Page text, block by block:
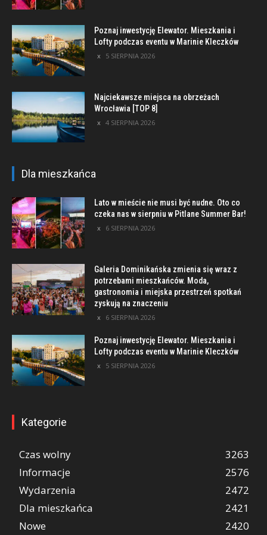
Poznaj inwestycję Elewator. Mieszkania i
Lofty podczas eventu w Marinie Kleczków
5 SIERPNIA 2026
Najciekawsze miejsca na obrzeżach
Wrocławia [TOP 8]
4 SIERPNIA 2026
Dla mieszkańca
Lato w mieście nie musi być nudne. Oto co
czeka nas w sierpniu w Pitlane Summer Bar!
6 SIERPNIA 2026
Galeria Dominikańska zmienia się wraz z
potrzebami mieszkańców. Moda,
gastronomia i miejska przestrzeń spotkań
zyskują na znaczeniu
6 SIERPNIA 2026
Poznaj inwestycję Elewator. Mieszkania i
Lofty podczas eventu w Marinie Kleczków
5 SIERPNIA 2026
Kategorie
Czas wolny
3263
Informacje
2576
Wydarzenia
2472
Dla mieszkańca
2421
Nowe
2420